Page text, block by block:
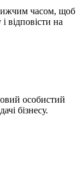
часом, щоб
відповісти на
особистий
бізнесу.